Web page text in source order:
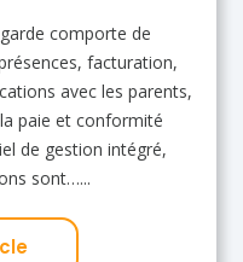
comporte de
facturation,
avec les parents,
paie et conformité
de gestion intégré,
sont…...